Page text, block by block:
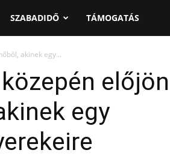
SZABADIDŐ TÁMOGATÁS
akinek egy...
előjön
egy